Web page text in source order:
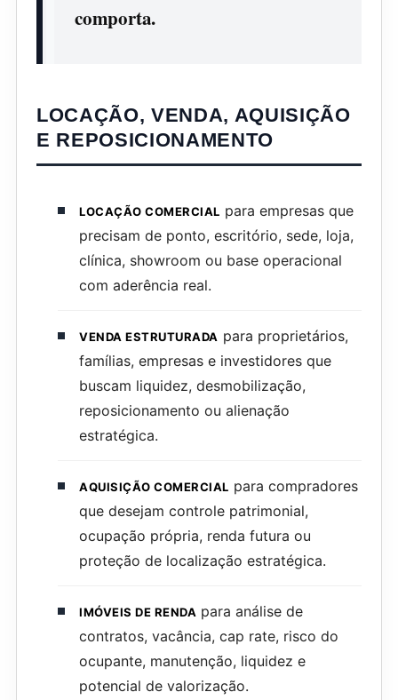
comporta.
LOCAÇÃO, VENDA, AQUISIÇÃO
E REPOSICIONAMENTO
LOCAÇÃO COMERCIAL para empresas que
precisam de ponto, escritório, sede, loja,
clínica, showroom ou base operacional
com aderência real.
VENDA ESTRUTURADA para proprietários,
famílias, empresas e investidores que
buscam liquidez, desmobilização,
reposicionamento ou alienação
estratégica.
AQUISIÇÃO COMERCIAL para compradores
que desejam controle patrimonial,
ocupação própria, renda futura ou
proteção de localização estratégica.
IMÓVEIS DE RENDA para análise de
contratos, vacância, cap rate, risco do
ocupante, manutenção, liquidez e
potencial de valorização.